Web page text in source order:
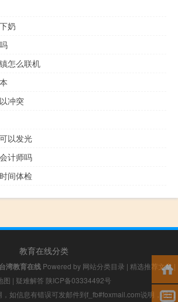
奶
怎么联机
冲突
以发光
计师吗
间体检
教育在线分类
台湾教育在线Powered by 网站分类目录 | 精选推荐文章|
图 | 疑难解答 陕ICP备03334492号
如信息有错误可发邮件到f_fb#foxmail.com说明，我们